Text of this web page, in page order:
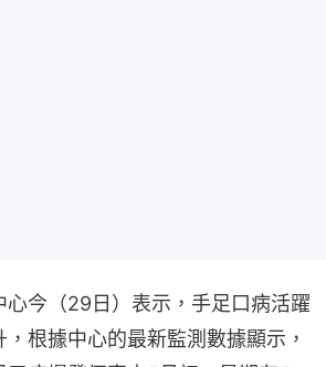
心今（29日）表示，手足口病活躍
根據中心的最新監測數據顯示，